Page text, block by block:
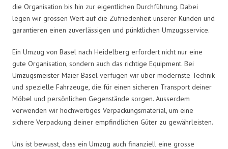
die Organisation bis hin zur eigentlichen Durchführung. Dabei
legen wir grossen Wert auf die Zufriedenheit unserer Kunden und
garantieren einen zuverlässigen und pünktlichen Umzugsservice.
Ein Umzug von Basel nach Heidelberg erfordert nicht nur eine
gute Organisation, sondern auch das richtige Equipment. Bei
Umzugsmeister Maier Basel verfügen wir über modernste Technik
und spezielle Fahrzeuge, die für einen sicheren Transport deiner
Möbel und persönlichen Gegenstände sorgen. Ausserdem
verwenden wir hochwertiges Verpackungsmaterial, um eine
sichere Verpackung deiner empfindlichen Güter zu gewährleisten.
Uns ist bewusst, dass ein Umzug auch finanziell eine grosse